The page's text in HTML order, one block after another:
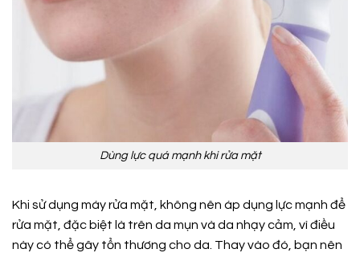
Dùng lực quá mạnh khi rửa mặt
Khi sử dụng máy rửa mặt, không nên áp dụng lực mạnh để
rửa mặt, đặc biệt là trên da mụn và da nhạy cảm, vì điều
này có thể gây tổn thương cho da. Thay vào đó, bạn nên